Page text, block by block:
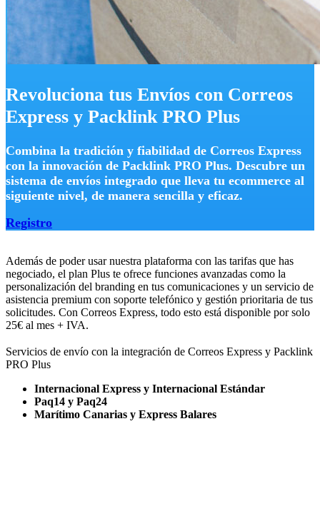
Revoluciona tus Envíos con Correos
Express y Packlink PRO Plus
Combina la tradición y fiabilidad de Correos Express
con la innovación de Packlink PRO Plus. Descubre un
sistema de envíos integrado que lleva tu ecommerce al
siguiente nivel, de manera sencilla y eficaz.
Registro
Además de poder usar nuestra plataforma con las tarifas que has
negociado, el plan Plus te ofrece funciones avanzadas como la
personalización del branding en tus comunicaciones y un servicio de
asistencia premium con soporte telefónico y gestión prioritaria de tus
solicitudes. Con Correos Express, todo esto está disponible por solo
25€ al mes + IVA.
Servicios de envío con la integración de Correos Express y Packlink
PRO Plus
Internacional Express y Internacional Estándar
Paq14 y Paq24
Marítimo Canarias y Express Balares